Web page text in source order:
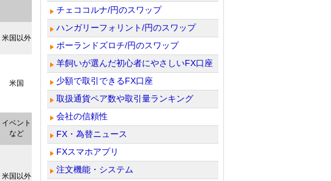
米国以外
米国
イベント
など
米国以外
チェココルナ/円のスワップ
ハンガリーフォリント/円のスワップ
ポーランドズロチ/円のスワップ
羊飼いが選んだ初心者にやさしいFX口座
少額で取引できるFX口座
取扱通貨ペア数や取引量ランキング
会社の信頼性
FX・為替ニュース
FXスマホアプリ
注文機能・システム